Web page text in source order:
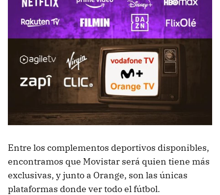
Entre los complementos deportivos disponibles,
encontramos que Movistar será quien tiene más
exclusivas, y junto a Orange, son las únicas
plataformas donde ver todo el fútbol.